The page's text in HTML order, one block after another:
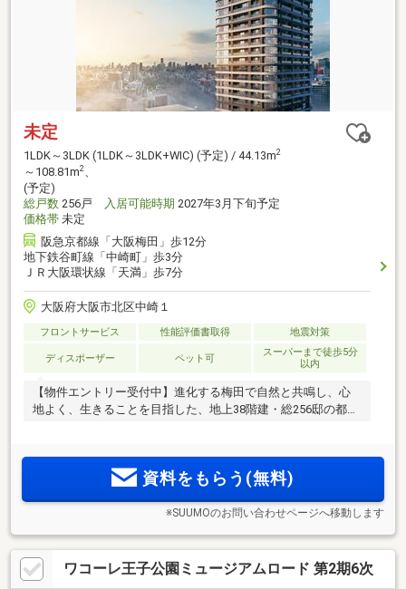
未定
1LDK～3LDK (1LDK～3LDK+WIC) (予定) / 44.13m2
～108.81m2、
(予定)
総戸数 256戸 入居可能時期 2027年3月下旬予定
価格帯 未定
阪急京都線「大阪梅田」歩12分
地下鉄谷町線「中崎町」歩3分
ＪＲ大阪環状線「天満」歩7分
大阪府大阪市北区中崎１
フロントサービス 性能評価書取得 地震対策
ディスポーザー ペット可
スーパーまで徒歩5分
以内
【物件エントリー受付中】進化する梅田で自然と共鳴し、心
地よく、生きることを目指した、地上38階建・総256邸の都心
資料をもらう(無料)
※SUUMOのお問い合わせページへ移動します
ワコーレ王子公園ミュージアムロード 第2期6次